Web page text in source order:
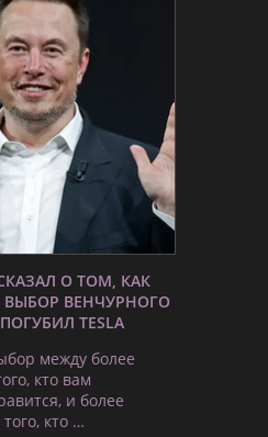
О ТОМ, КАК
ВЕНЧУРНОГО
TESLA
между более
кто вам
и более
кто …